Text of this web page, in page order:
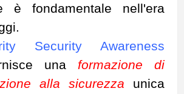
è fondamentale nell'era
Security Awareness
una formazione di
alla sicurezza unica